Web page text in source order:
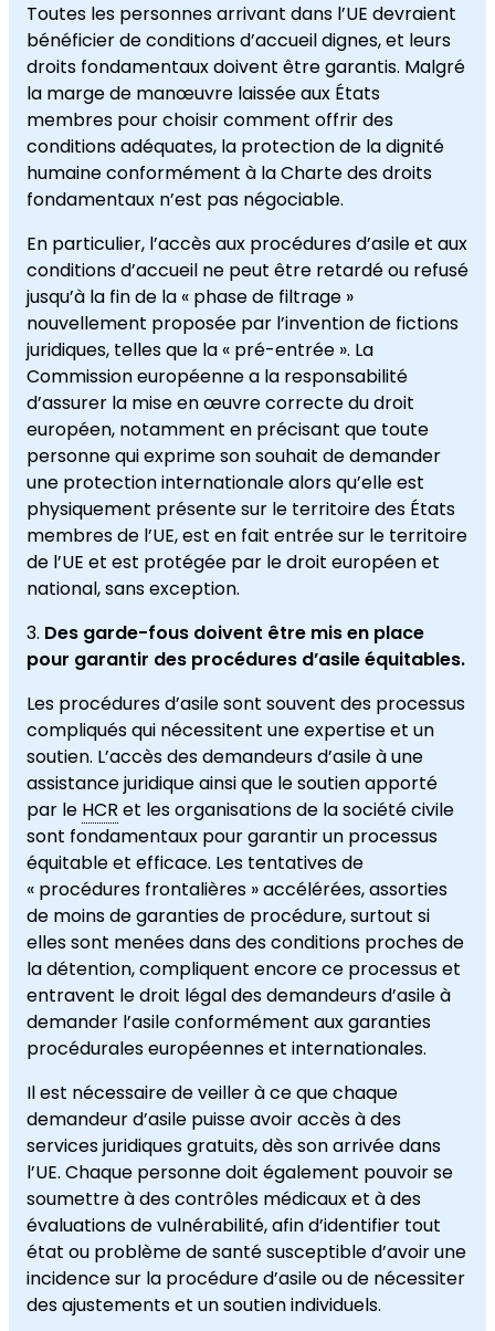
Toutes les personnes arrivant dans l’UE devraient
bénéficier de conditions d’accueil dignes, et leurs
droits fondamentaux doivent être garantis. Malgré
la marge de manœuvre laissée aux États
membres pour choisir comment offrir des
conditions adéquates, la protection de la dignité
humaine conformément à la Charte des droits
fondamentaux n’est pas négociable.
En particulier, l’accès aux procédures d’asile et aux
conditions d’accueil ne peut être retardé ou refusé
jusqu’à la fin de la « phase de filtrage »
nouvellement proposée par l’invention de fictions
juridiques, telles que la « pré-entrée ». La
Commission européenne a la responsabilité
d’assurer la mise en œuvre correcte du droit
européen, notamment en précisant que toute
personne qui exprime son souhait de demander
une protection internationale alors qu’elle est
physiquement présente sur le territoire des États
membres de l’UE, est en fait entrée sur le territoire
de l’UE et est protégée par le droit européen et
national, sans exception.
Des garde-fous doivent être mis en place
pour garantir des procédures d’asile équitables.
Les procédures d’asile sont souvent des processus
compliqués qui nécessitent une expertise et un
soutien. L’accès des demandeurs d’asile à une
assistance juridique ainsi que le soutien apporté
par le HCR et les organisations de la société civile
sont fondamentaux pour garantir un processus
équitable et efficace. Les tentatives de
« procédures frontalières » accélérées, assorties
de moins de garanties de procédure, surtout si
elles sont menées dans des conditions proches de
la détention, compliquent encore ce processus et
entravent le droit légal des demandeurs d’asile à
demander l’asile conformément aux garanties
procédurales européennes et internationales.
Il est nécessaire de veiller à ce que chaque
demandeur d’asile puisse avoir accès à des
services juridiques gratuits, dès son arrivée dans
l’UE. Chaque personne doit également pouvoir se
soumettre à des contrôles médicaux et à des
évaluations de vulnérabilité, afin d’identifier tout
état ou problème de santé susceptible d’avoir une
incidence sur la procédure d’asile ou de nécessiter
des ajustements et un soutien individuels.